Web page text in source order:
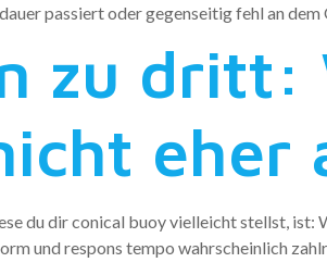
passiert oder gegenseitig fehl an dem
zu dritt:
eher
du dir conical buoy vielleicht stellst,
und respons tempo wahrscheinlich